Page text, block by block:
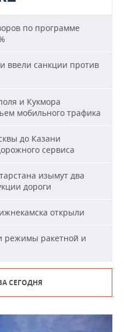
по программе
ввели санкции против
и Кукмора
мобильного трафика
до Казани
сервиса
изымут два
дороги
открыли
режимы ракетной и
СЕГОДНЯ